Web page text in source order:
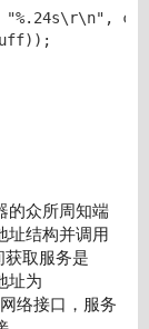
的众所周知端
址结构并调用
获取服务是
址为
络接口，服务